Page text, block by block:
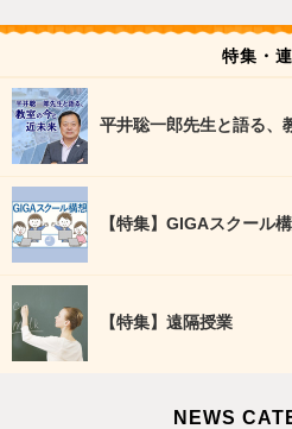
特集・
平井聡一郎先生と語る、
【特集】GIGAスクール
【特集】遠隔授業
NEWS